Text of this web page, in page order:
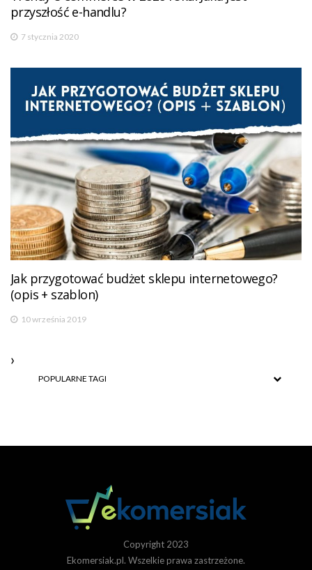
przyszłość e-handlu?
7 stycznia 2020
Jak przygotować budżet sklepu internetowego?
(opis + szablon)
10 września 2019
POPULARNE TAGI
Copyright 2023
Ekomersiak.pl. Wszelkie prawa zastrzeżone.